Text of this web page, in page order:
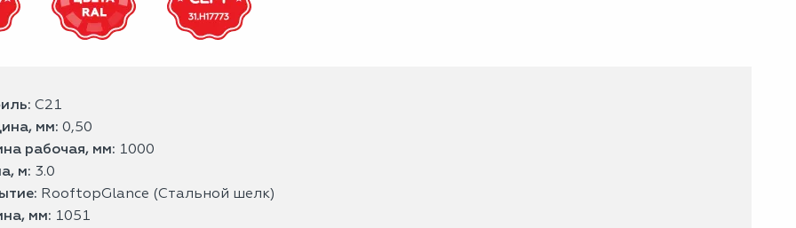
С21
мм: 0,50
рабочая, мм: 1000
м: 3.0
RooftopGlance (Стальной шелк)
мм: 1051